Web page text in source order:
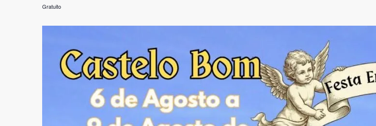
Gratuito